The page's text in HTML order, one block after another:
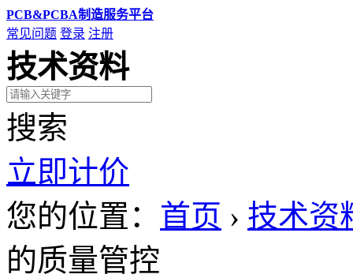
PCB&PCBA制造服务平台
常见问题 登录 注册
技术资料
搜索
立即计价
您的位置： 首页 › 技术资
的质量管控